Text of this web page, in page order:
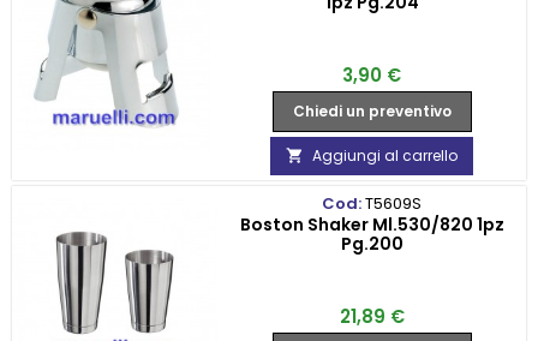
Prezzo
3,90 €
Chiedi un preventivo
 Aggiungi al carrello
Cod:T5609S
Boston Shaker Ml.530/820 1pz
Pg.200
Prezzo
21,89 €